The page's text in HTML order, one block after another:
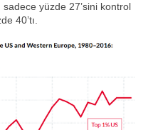
yüzde 27’sini kontrol
40’tı.